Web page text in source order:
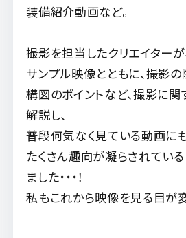
装備紹介動画など。
撮影を担当したクリエイターが
サンプル映像とともに、撮影の
構図のポイントなど、撮影に
解説し、
普段何気なく見ている動画にも
たくさん趣向が凝らされてい
ました・・・！
私もこれから映像を見る目が